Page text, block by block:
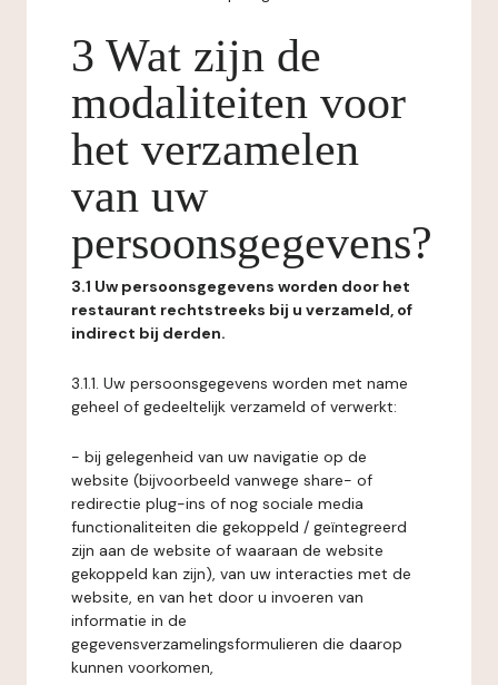
3 Wat zijn de
modaliteiten voor
het verzamelen
van uw
persoonsgegevens?
3.1 Uw persoonsgegevens worden door het
restaurant rechtstreeks bij u verzameld, of
indirect bij derden.
3.1.1. Uw persoonsgegevens worden met name
geheel of gedeeltelijk verzameld of verwerkt:
- bij gelegenheid van uw navigatie op de
website (bijvoorbeeld vanwege share- of
redirectie plug-ins of nog sociale media
functionaliteiten die gekoppeld / geïntegreerd
zijn aan de website of waaraan de website
gekoppeld kan zijn), van uw interacties met de
website, en van het door u invoeren van
informatie in de
gegevensverzamelingsformulieren die daarop
kunnen voorkomen,